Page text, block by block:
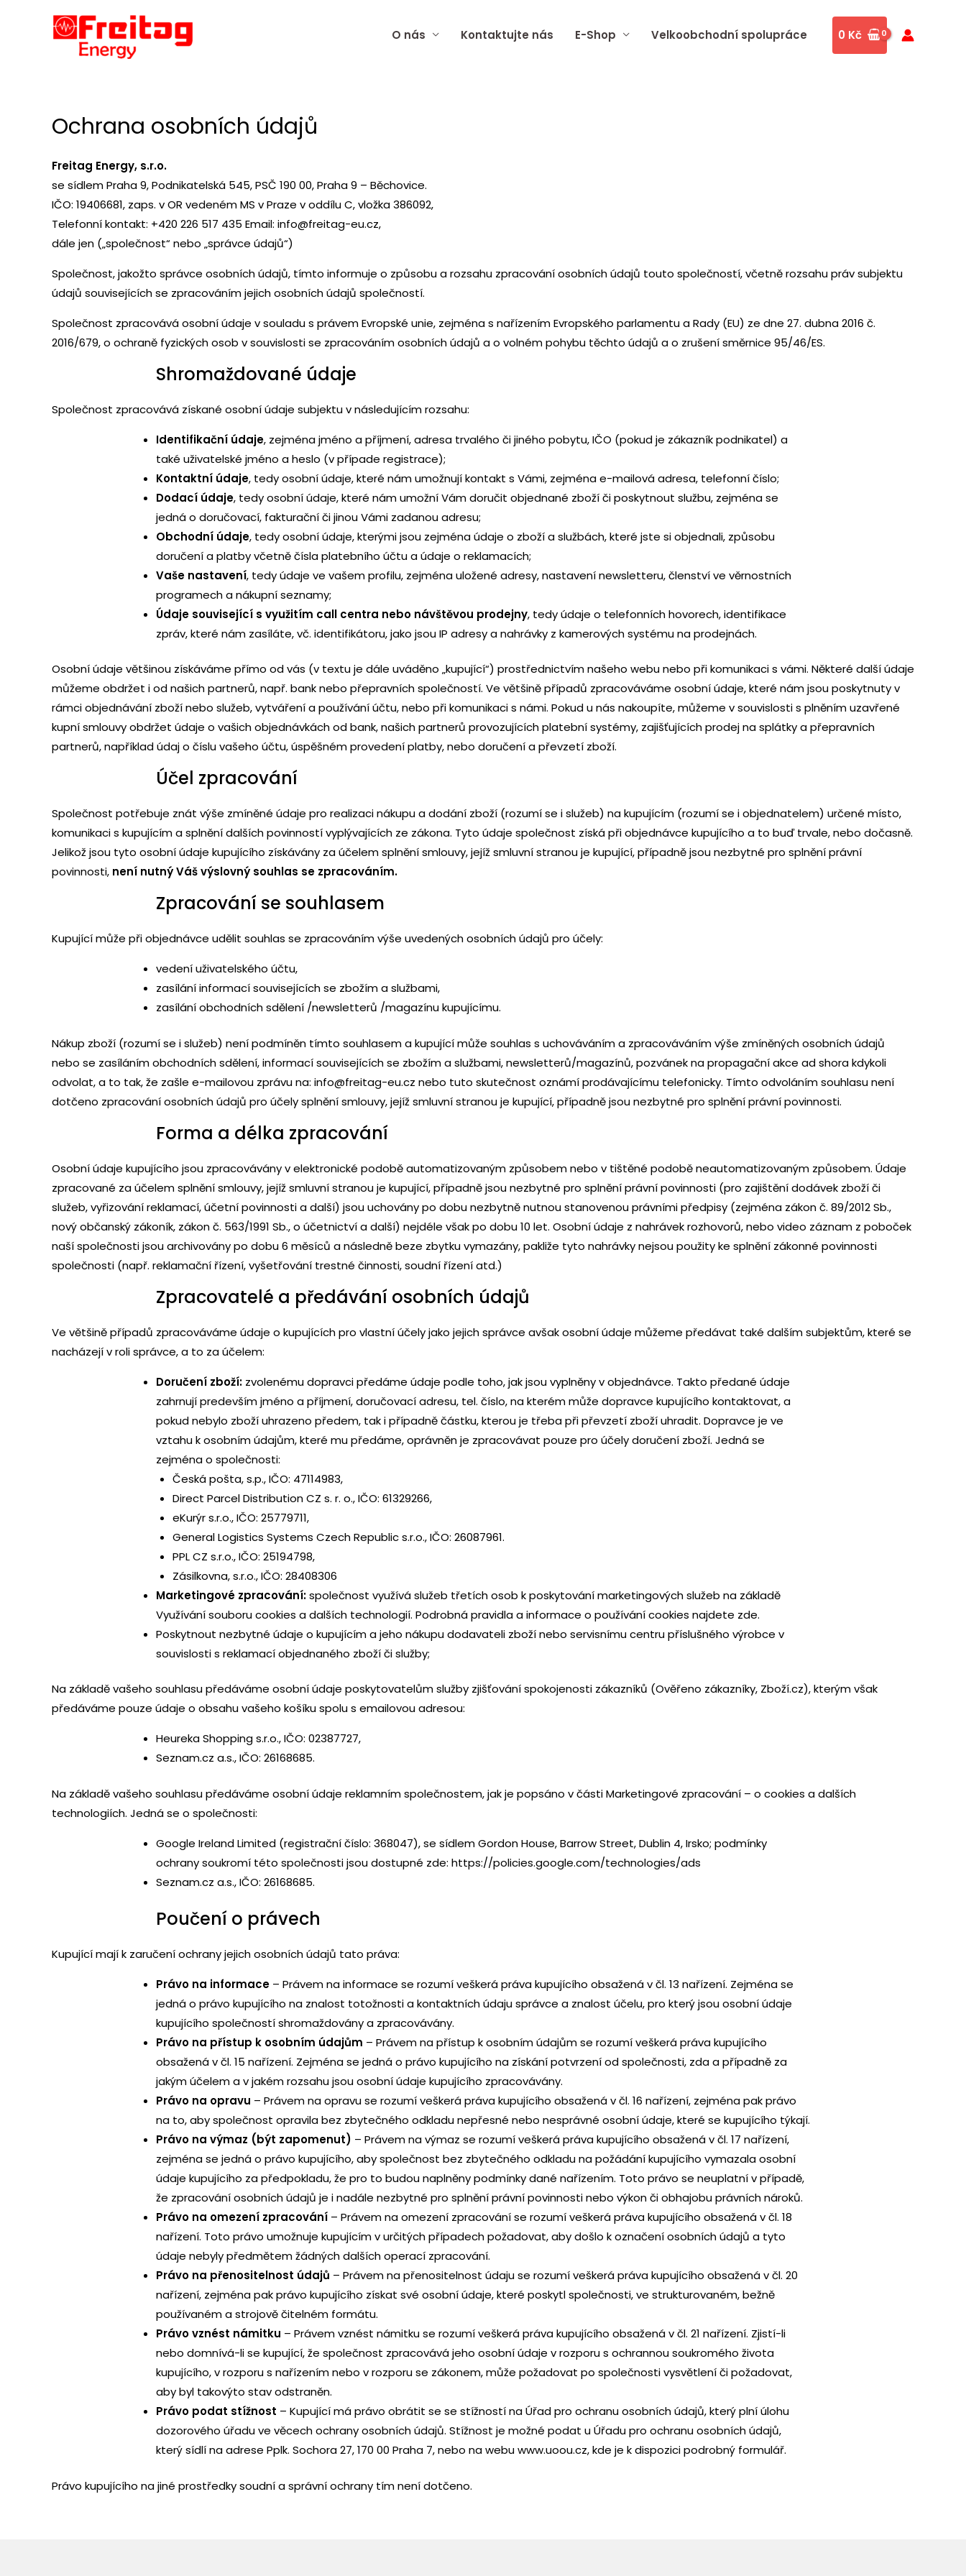
O nás Kontaktujte nás E-Shop Velkoobchodní spolupráce 0 Kč
Ochrana osobních údajů
Freitag Energy, s.r.o.
se sídlem Praha 9, Podnikatelská 545, PSČ 190 00, Praha 9 – Běchovice.
IČO: 19406681, zaps. v OR vedeném MS v Praze v oddílu C, vložka 386092,
Telefonní kontakt: +420 226 517 435 Email: info@freitag-eu.cz,
dále jen („společnost“ nebo „správce údajů“)
Společnost, jakožto správce osobních údajů, tímto informuje o způsobu a rozsahu zpracování osobních údajů touto společností, včetně rozsahu práv subjektu
údajů souvisejících se zpracováním jejich osobních údajů společností.
Společnost zpracovává osobní údaje v souladu s právem Evropské unie, zejména s nařízením Evropského parlamentu a Rady (EU) ze dne 27. dubna 2016 č.
2016/679, o ochraně fyzických osob v souvislosti se zpracováním osobních údajů a o volném pohybu těchto údajů a o zrušení směrnice 95/46/ES.
Shromaždované údaje
Společnost zpracovává získané osobní údaje subjektu v následujícím rozsahu:
Identifikační údaje, zejména jméno a příjmení, adresa trvalého či jiného pobytu, IČO (pokud je zákazník podnikatel) a
také uživatelské jméno a heslo (v případe registrace);
Kontaktní údaje, tedy osobní údaje, které nám umožnují kontakt s Vámi, zejména e-mailová adresa, telefonní číslo;
Dodací údaje, tedy osobní údaje, které nám umožní Vám doručit objednané zboží či poskytnout službu, zejména se
jedná o doručovací, fakturační či jinou Vámi zadanou adresu;
Obchodní údaje, tedy osobní údaje, kterými jsou zejména údaje o zboží a službách, které jste si objednali, způsobu
doručení a platby včetně čísla platebního účtu a údaje o reklamacích;
Vaše nastavení, tedy údaje ve vašem profilu, zejména uložené adresy, nastavení newsletteru, členství ve věrnostních
programech a nákupní seznamy;
Údaje související s využitím call centra nebo návštěvou prodejny, tedy údaje o telefonních hovorech, identifikace
zpráv, které nám zasíláte, vč. identifikátoru, jako jsou IP adresy a nahrávky z kamerových systému na prodejnách.
Osobní údaje většinou získáváme přímo od vás (v textu je dále uváděno „kupující“) prostřednictvím našeho webu nebo při komunikaci s vámi. Některé další údaje
můžeme obdržet i od našich partnerů, např. bank nebo přepravních společností. Ve většině případů zpracováváme osobní údaje, které nám jsou poskytnuty v
rámci objednávání zboží nebo služeb, vytváření a používání účtu, nebo při komunikaci s námi. Pokud u nás nakoupíte, můžeme v souvislosti s plněním uzavřené
kupní smlouvy obdržet údaje o vašich objednávkách od bank, našich partnerů provozujících platební systémy, zajišťujících prodej na splátky a přepravních
partnerů, například údaj o číslu vašeho účtu, úspěšném provedení platby, nebo doručení a převzetí zboží.
Účel zpracování
Společnost potřebuje znát výše zmíněné údaje pro realizaci nákupu a dodání zboží (rozumí se i služeb) na kupujícím (rozumí se i objednatelem) určené místo,
komunikaci s kupujícím a splnění dalších povinností vyplývajících ze zákona. Tyto údaje společnost získá při objednávce kupujícího a to buď trvale, nebo dočasně.
Jelikož jsou tyto osobní údaje kupujícího získávány za účelem splnění smlouvy, jejíž smluvní stranou je kupující, případně jsou nezbytné pro splnění právní
povinnosti, není nutný Váš výslovný souhlas se zpracováním.
Zpracování se souhlasem
Kupující může při objednávce udělit souhlas se zpracováním výše uvedených osobních údajů pro účely:
vedení uživatelského účtu,
zasílání informací souvisejících se zbožím a službami,
zasílání obchodních sdělení /newsletterů /magazínu kupujícímu.
Nákup zboží (rozumí se i služeb) není podmíněn tímto souhlasem a kupující může souhlas s uchováváním a zpracováváním výše zmíněných osobních údajů
nebo se zasíláním obchodních sdělení, informací souvisejících se zbožím a službami, newsletterů/magazínů, pozvánek na propagační akce ad shora kdykoli
odvolat, a to tak, že zašle e-mailovou zprávu na: info@freitag-eu.cz nebo tuto skutečnost oznámí prodávajícímu telefonicky. Tímto odvoláním souhlasu není
dotčeno zpracování osobních údajů pro účely splnění smlouvy, jejíž smluvní stranou je kupující, případně jsou nezbytné pro splnění právní povinnosti.
Forma a délka zpracování
Osobní údaje kupujícího jsou zpracovávány v elektronické podobě automatizovaným způsobem nebo v tištěné podobě neautomatizovaným způsobem. Údaje
zpracované za účelem splnění smlouvy, jejíž smluvní stranou je kupující, případně jsou nezbytné pro splnění právní povinnosti (pro zajištění dodávek zboží či
služeb, vyřizování reklamací, účetní povinnosti a další) jsou uchovány po dobu nezbytně nutnou stanovenou právními předpisy (zejména zákon č. 89/2012 Sb.,
nový občanský zákoník, zákon č. 563/1991 Sb., o účetnictví a další) nejdéle však po dobu 10 let. Osobní údaje z nahrávek rozhovorů, nebo video záznam z poboček
naší společnosti jsou archivovány po dobu 6 měsíců a následně beze zbytku vymazány, pakliže tyto nahrávky nejsou použity ke splnění zákonné povinnosti
společnosti (např. reklamační řízení, vyšetřování trestné činnosti, soudní řízení atd.)
Zpracovatelé a předávání osobních údajů
Ve většině případů zpracováváme údaje o kupujících pro vlastní účely jako jejich správce avšak osobní údaje můžeme předávat také dalším subjektům, které se
nacházejí v roli správce, a to za účelem:
Doručení zboží: zvolenému dopravci předáme údaje podle toho, jak jsou vyplněny v objednávce. Takto předané údaje
zahrnují predevším jméno a příjmení, doručovací adresu, tel. číslo, na kterém může dopravce kupujícího kontaktovat, a
pokud nebylo zboží uhrazeno předem, tak i případně částku, kterou je třeba při převzetí zboží uhradit. Dopravce je ve
vztahu k osobním údajům, které mu předáme, oprávněn je zpracovávat pouze pro účely doručení zboží. Jedná se
zejména o společnosti:
Česká pošta, s.p., IČO: 47114983,
Direct Parcel Distribution CZ s. r. o., IČO: 61329266,
eKurýr s.r.o., IČO: 25779711,
General Logistics Systems Czech Republic s.r.o., IČO: 26087961.
PPL CZ s.r.o., IČO: 25194798,
Zásilkovna, s.r.o., IČO: 28408306
Marketingové zpracování:společnost využívá služeb třetích osob k poskytování marketingových služeb na základě
Využívání souboru cookies a dalších technologií. Podrobná pravidla a informace o používání cookies najdete zde.
Poskytnout nezbytné údaje o kupujícím a jeho nákupu dodavateli zboží nebo servisnímu centru příslušného výrobce v
souvislosti s reklamací objednaného zboží či služby;
Na základě vašeho souhlasu předáváme osobní údaje poskytovatelům služby zjišťování spokojenosti zákazníků (Ověřeno zákazníky, Zboží.cz), kterým však
předáváme pouze údaje o obsahu vašeho košíku spolu s emailovou adresou:
Heureka Shopping s.r.o., IČO: 02387727,
Seznam.cz a.s., IČO: 26168685.
Na základě vašeho souhlasu předáváme osobní údaje reklamním společnostem, jak je popsáno v části Marketingové zpracování – o cookies a dalších
technologiích. Jedná se o společnosti:
Google Ireland Limited (registrační číslo: 368047), se sídlem Gordon House, Barrow Street, Dublin 4, Irsko; podmínky
ochrany soukromí této společnosti jsou dostupné zde: https://policies.google.com/technologies/ads
Seznam.cz a.s., IČO: 26168685.
Poučení o právech
Kupující mají k zaručení ochrany jejich osobních údajů tato práva:
Právo na informace – Právem na informace se rozumí veškerá práva kupujícího obsažená v čl. 13 nařízení. Zejména se
jedná o právo kupujícího na znalost totožnosti a kontaktních údaju správce a znalost účelu, pro který jsou osobní údaje
kupujícího společností shromaždovány a zpracovávány.
Právo na přístup k osobním údajům – Právem na přístup k osobním údajům se rozumí veškerá práva kupujícího
obsažená v čl. 15 nařízení. Zejména se jedná o právo kupujícího na získání potvrzení od společnosti, zda a případně za
jakým účelem a v jakém rozsahu jsou osobní údaje kupujícího zpracovávány.
Právo na opravu – Právem na opravu se rozumí veškerá práva kupujícího obsažená v čl. 16 nařízení, zejména pak právo
na to, aby společnost opravila bez zbytečného odkladu nepřesné nebo nesprávné osobní údaje, které se kupujícího týkají.
Právo na výmaz (být zapomenut) – Právem na výmaz se rozumí veškerá práva kupujícího obsažená v čl. 17 nařízení,
zejména se jedná o právo kupujícího, aby společnost bez zbytečného odkladu na požádání kupujícího vymazala osobní
údaje kupujícího za předpokladu, že pro to budou naplněny podmínky dané nařízením. Toto právo se neuplatní v případě,
že zpracování osobních údajů je i nadále nezbytné pro splnění právní povinnosti nebo výkon či obhajobu právních nároků.
Právo na omezení zpracování – Právem na omezení zpracování se rozumí veškerá práva kupujícího obsažená v čl. 18
nařízení. Toto právo umožnuje kupujícím v určitých případech požadovat, aby došlo k označení osobních údajů a tyto
údaje nebyly předmětem žádných dalších operací zpracování.
Právo na přenositelnost údajů – Právem na přenositelnost údaju se rozumí veškerá práva kupujícího obsažená v čl. 20
nařízení, zejména pak právo kupujícího získat své osobní údaje, které poskytl společnosti, ve strukturovaném, bežně
používaném a strojově čitelném formátu.
Právo vznést námitku – Právem vznést námitku se rozumí veškerá práva kupujícího obsažená v čl. 21 nařízení. Zjistí-li
nebo domnívá-li se kupující, že společnost zpracovává jeho osobní údaje v rozporu s ochrannou soukromého života
kupujícího, v rozporu s nařízením nebo v rozporu se zákonem, může požadovat po společnosti vysvětlení či požadovat,
aby byl takovýto stav odstraněn.
Právo podat stížnost – Kupující má právo obrátit se se stížností na Úřad pro ochranu osobních údajů, který plní úlohu
dozorového úřadu ve věcech ochrany osobních údajů. Stížnost je možné podat u Úřadu pro ochranu osobních údajů,
který sídlí na adrese Pplk. Sochora 27, 170 00 Praha 7, nebo na webuwww.uoou.cz, kde je k dispozici podrobný formulář.
Právo kupujícího na jiné prostředky soudní a správní ochrany tím není dotčeno.